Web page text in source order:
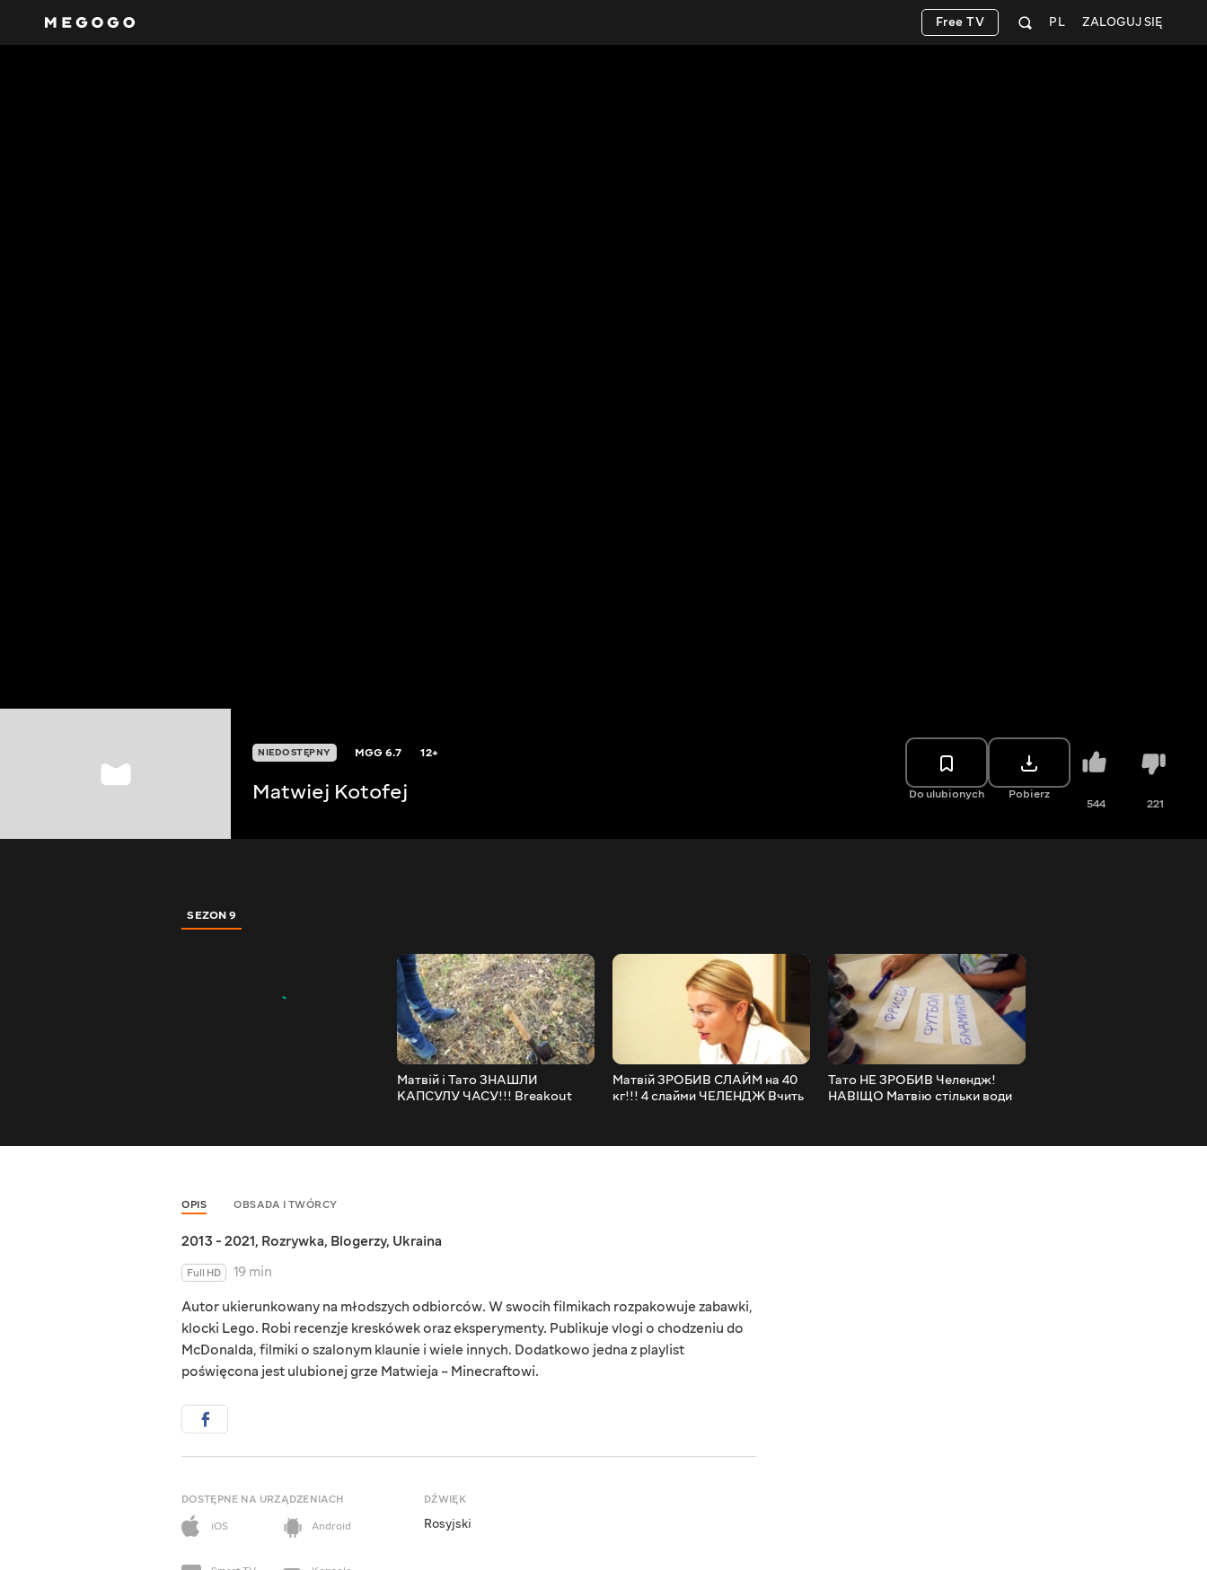
ZALOGUJ SIĘ
PL
Free TV
NIEDOSTĘPNY MGG6.7 12+
Matwiej Kotofej Do ulubionych Pobierz
544 221
SEZON 9
Матвій і Тато ЗНАШЛИ
КАПСУЛУ ЧАСУ!!! Breakout
Матвій ЗРОБИВ СЛАЙМ на 40
кг!!! 4 слайми ЧЕЛЕНДЖ Вчить
Тато НЕ ЗРОБИВ Челендж!
НАВІЩО Матвію стільки води
OPIS OBSADA I TWÓRCY
2013 - 2021, Rozrywka, Blogerzy, Ukraina
Full HD
19 min
Autor ukierunkowany na młodszych odbiorców. W swocih filmikach rozpakowuje zabawki,
klocki Lego. Robi recenzje kreskówek oraz eksperymenty. Publikuje vlogi o chodzeniu do
McDonalda, filmiki o szalonym klaunie i wiele innych. Dodatkowo jedna z playlist
poświęcona jest ulubionej grze Matwieja – Minecraftowi.
DOSTĘPNE NA URZĄDZENIACH
iOS
Android
DŹWIĘK
Rosyjski